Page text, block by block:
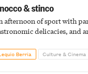
& stinco
afternoon of sport with
delicacies, and
Berria Culture & Cinema